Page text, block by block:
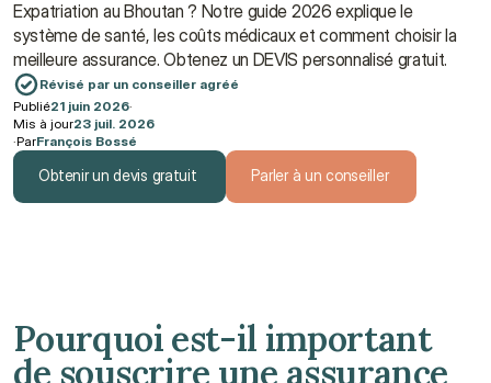
Expatriation au Bhoutan ? Notre guide 2026 explique le
système de santé, les coûts médicaux et comment choisir la
meilleure assurance. Obtenez un DEVIS personnalisé gratuit.
Révisé par un conseiller agréé
Publié21 juin 2026·
Mis à jour23 juil. 2026
·ParFrançois Bossé
Obtenir un devis gratuit Parler à un conseiller
Pourquoi est-il important
de souscrire une assurance